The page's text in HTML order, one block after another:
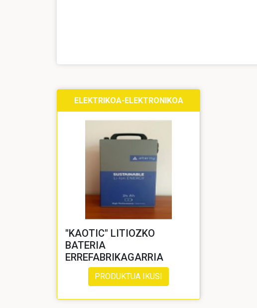
ELEKTRIKOA-ELEKTRONIKOA
"KAOTIC" LITIOZKO
BATERIA
ERREFABRIKAGARRIA
PRODUKTUA IKUSI